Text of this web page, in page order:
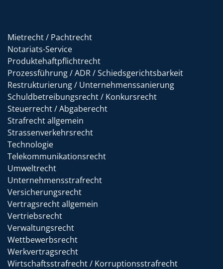
Mietrecht / Pachtrecht
Notariats-Service
Produktehaftpflichtrecht
Prozessführung / ADR / Schiedsgerichtsbarkeit
Restrukturierung / Unternehmenssanierung
Schuldbetreibungsrecht / Konkursrecht
Steuerrecht / Abgaberecht
Strafrecht allgemein
Strassenverkehrsrecht
Technologie
Telekommunikationsrecht
Umweltrecht
Unternehmensstrafrecht
Versicherungsrecht
Vertragsrecht allgemein
Vertriebsrecht
Verwaltungsrecht
Wettbewerbsrecht
Werkvertragsrecht
Wirtschaftsstrafrecht / Korruptionsstrafrecht